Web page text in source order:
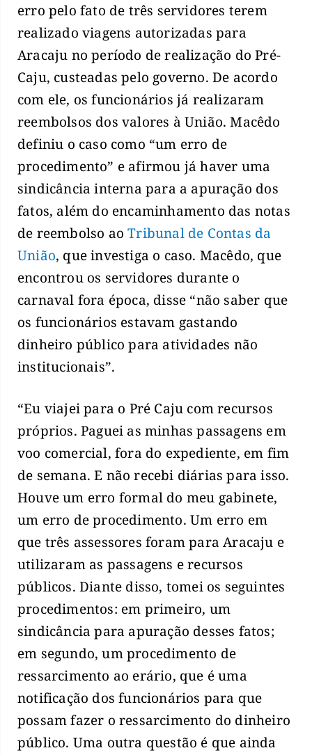
erro pelo fato de três servidores terem
realizado viagens autorizadas para
Aracaju no período de realização do Pré-
Caju, custeadas pelo governo. De acordo
com ele, os funcionários já realizaram
reembolsos dos valores à União. Macêdo
definiu o caso como “um erro de
procedimento” e afirmou já haver uma
sindicância interna para a apuração dos
fatos, além do encaminhamento das notas
de reembolso aoTribunal de Contas da
União, que investiga o caso. Macêdo, que
encontrou os servidores durante o
carnaval fora época, disse “não saber que
os funcionários estavam gastando
dinheiro público para atividades não
institucionais”.
“Eu viajei para o Pré Caju com recursos
próprios. Paguei as minhas passagens em
voo comercial, fora do expediente, em fim
de semana. E não recebi diárias para isso.
Houve um erro formal do meu gabinete,
um erro de procedimento. Um erro em
que três assessores foram para Aracaju e
utilizaram as passagens e recursos
públicos. Diante disso, tomei os seguintes
procedimentos: em primeiro, um
sindicância para apuração desses fatos;
em segundo, um procedimento de
ressarcimento ao erário, que é uma
notificação dos funcionários para que
possam fazer o ressarcimento do dinheiro
público. Uma outra questão é que ainda